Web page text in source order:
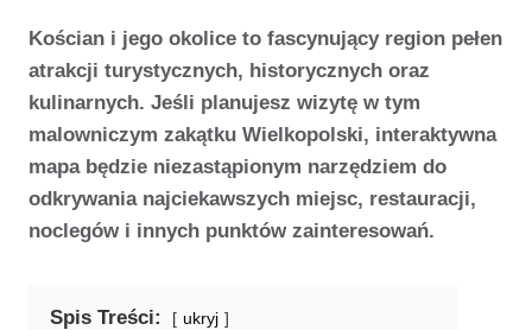
Kościan i jego okolice to fascynujący region pełen
atrakcji turystycznych, historycznych oraz
kulinarnych. Jeśli planujesz wizytę w tym
malowniczym zakątku Wielkopolski, interaktywna
mapa będzie niezastąpionym narzędziem do
odkrywania najciekawszych miejsc, restauracji,
noclegów i innych punktów zainteresowań.
Spis Treści: ukryj